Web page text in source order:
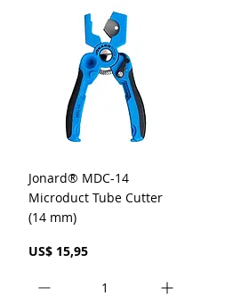
Visualização rápida
Jonard® MDC-14
Microduct Tube Cutter
(14 mm)
Preço
US$ 15,95